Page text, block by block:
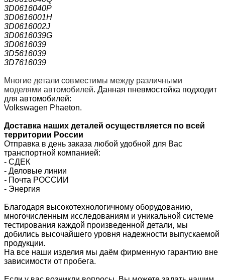
3D0616040P
3D0616001H
3D0616002J
3D0616039G
3D0616039
3D5616039
3D7616039
Многие детали совместимы между различными
моделями автомобилей. Данная пневмостойка подходит
для автомобилей:
Volkswagen Phaeton.
Доставка наших деталей осуществляется по всей
территории России
Отправка в день заказа любой удобной для Вас
транспортной компанией:
- СДЕК
- Деловые линии
- Почта РОССИИ
- Энергия
Благодаря высокотехнологичному оборудованию,
многочисленным исследованиям и уникальной системе
тестирования каждой произведенной детали, мы
добились высочайшего уровня надежности выпускаемой
продукции.
На все наши изделия мы даём фирменную гарантию вне
зависимости от пробега.